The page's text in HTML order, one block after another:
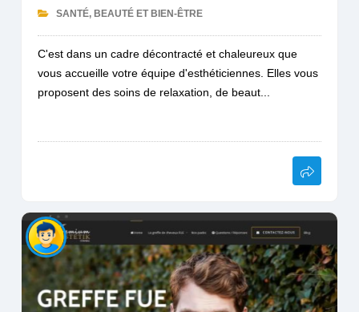
SANTÉ, BEAUTÉ ET BIEN-ÊTRE
C'est dans un cadre décontracté et chaleureux que
vous accueille votre équipe d'esthéticiennes. Elles vous
proposent des soins de relaxation, de beaut...